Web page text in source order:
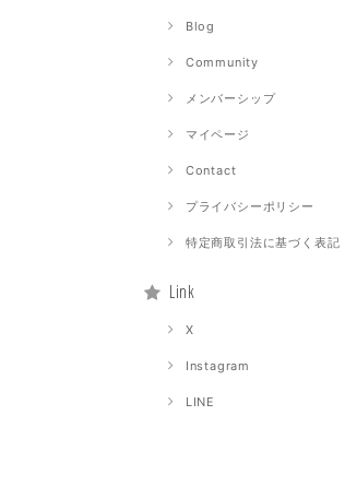
Blog
Community
メンバーシップ
マイページ
Contact
プライバシーポリシー
特定商取引法に基づく表記
Link
X
Instagram
LINE